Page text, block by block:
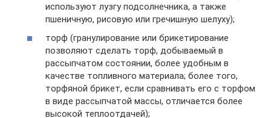
используют лузгу подсолнечника, а также
пшеничную, рисовую или гречишную шелуху);
торф (гранулирование или брикетирование
позволяют сделать торф, добываемый в
рассыпчатом состоянии, более удобным в
качестве топливного материала; более того,
торфяной брикет, если сравнивать его с торфом
в виде рассыпчатой массы, отличается более
высокой теплоотдачей);